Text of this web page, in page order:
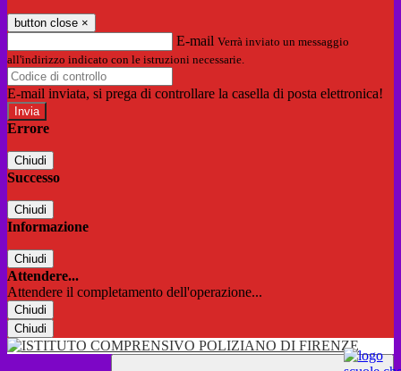
button close ×
E-mail Verrà inviato un messaggio
all'indirizzo indicato con le istruzioni necessarie.
E-mail inviata, si prega di controllare la casella di posta elettronica!
Errore
Chiudi
Successo
Chiudi
Informazione
Chiudi
Attendere...
Attendere il completamento dell'operazione...
Chiudi
Chiudi